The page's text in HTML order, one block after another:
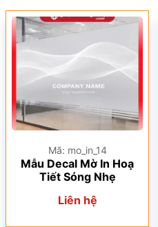
Mã: mo_in_14
Mẫu Decal Mờ In Hoạ
Tiết Sóng Nhẹ
Liên hệ